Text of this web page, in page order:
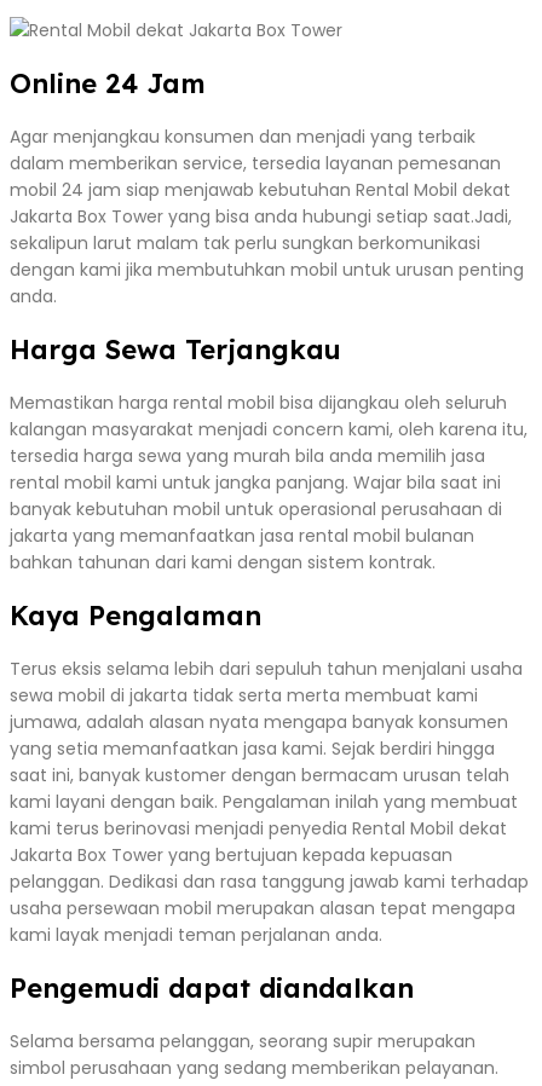
Online 24 Jam
Agar menjangkau konsumen dan menjadi yang terbaik
dalam memberikan service, tersedia layanan pemesanan
mobil 24 jam siap menjawab kebutuhan Rental Mobil dekat
Jakarta Box Tower yang bisa anda hubungi setiap saat.Jadi,
sekalipun larut malam tak perlu sungkan berkomunikasi
dengan kami jika membutuhkan mobil untuk urusan penting
anda.
Harga Sewa Terjangkau
Memastikan harga rental mobil bisa dijangkau oleh seluruh
kalangan masyarakat menjadi concern kami, oleh karena itu,
tersedia harga sewa yang murah bila anda memilih jasa
rental mobil kami untuk jangka panjang. Wajar bila saat ini
banyak kebutuhan mobil untuk operasional perusahaan di
jakarta yang memanfaatkan jasa rental mobil bulanan
bahkan tahunan dari kami dengan sistem kontrak.
Kaya Pengalaman
Terus eksis selama lebih dari sepuluh tahun menjalani usaha
sewa mobil di jakarta tidak serta merta membuat kami
jumawa, adalah alasan nyata mengapa banyak konsumen
yang setia memanfaatkan jasa kami. Sejak berdiri hingga
saat ini, banyak kustomer dengan bermacam urusan telah
kami layani dengan baik. Pengalaman inilah yang membuat
kami terus berinovasi menjadi penyedia Rental Mobil dekat
Jakarta Box Tower yang bertujuan kepada kepuasan
pelanggan. Dedikasi dan rasa tanggung jawab kami terhadap
usaha persewaan mobil merupakan alasan tepat mengapa
kami layak menjadi teman perjalanan anda.
Pengemudi dapat diandalkan
Selama bersama pelanggan, seorang supir merupakan
simbol perusahaan yang sedang memberikan pelayanan.